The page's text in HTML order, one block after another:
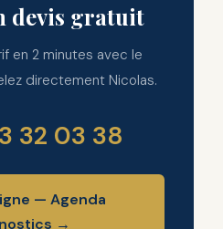
devis gratuit
en 2 minutes avec le
directement Nicolas.
32 03 38
— Agenda
→